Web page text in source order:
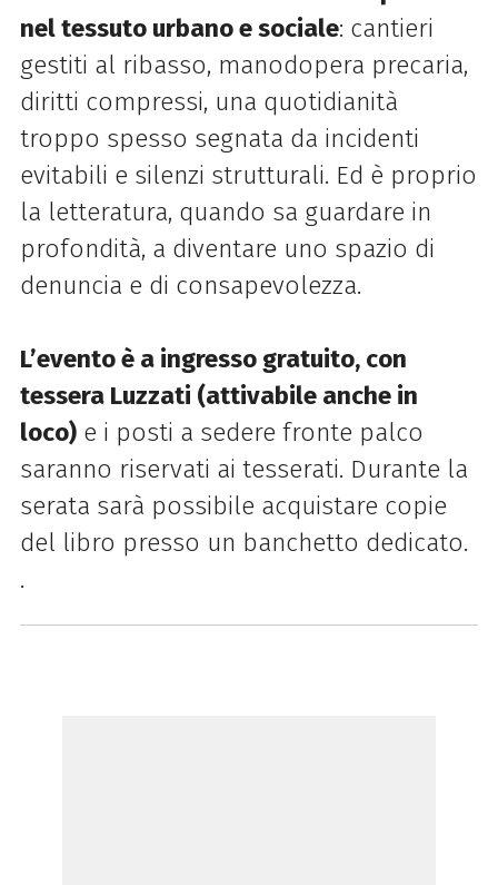
nel tessuto urbano e sociale: cantieri
gestiti al ribasso, manodopera precaria,
diritti compressi, una quotidianità
troppo spesso segnata da incidenti
evitabili e silenzi strutturali. Ed è proprio
la letteratura, quando sa guardare in
profondità, a diventare uno spazio di
denuncia e di consapevolezza.
L’evento è a ingresso gratuito, con
tessera Luzzati (attivabile anche in
loco)e i posti a sedere fronte palco
saranno riservati ai tesserati. Durante la
serata sarà possibile acquistare copie
del libro presso un banchetto dedicato.
.